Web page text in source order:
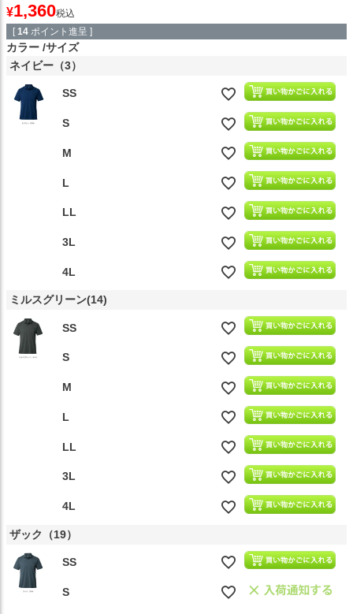
¥1,360税込
[ 14 ポイント進呈 ]
カラー サイズ
ネイビー（3）
SS
S
M
L
LL
3L
4L
ミルスグリーン(14)
SS
S
M
L
LL
3L
4L
ザック（19）
SS
S